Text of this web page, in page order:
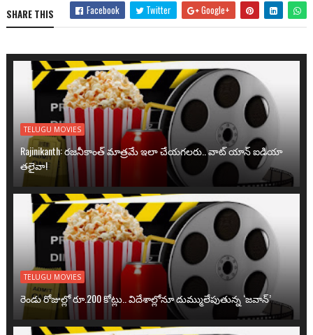
SHARE THIS Facebook Twitter Google+
TELUGU MOVIES
Rajinikanth: రజనీకాంత్ మాత్రమే ఇలా చేయగలరు.. వాట్ యాన్ ఐడియా
తలైవా!
TELUGU MOVIES
రెండు రోజుల్లో రూ.200 కోట్లు.. విదేశాల్లోనూ దుమ్ములేపుతున్న ‘జవాన్’